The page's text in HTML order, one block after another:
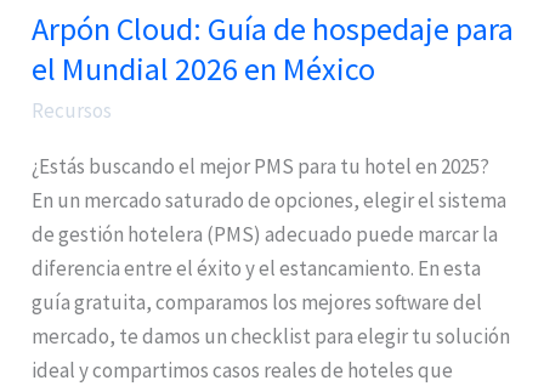
Arpón Cloud: Guía de hospedaje para
el Mundial 2026 en México
Recursos
¿Estás buscando el mejor PMS para tu hotel en 2025?
En un mercado saturado de opciones, elegir el sistema
de gestión hotelera (PMS) adecuado puede marcar la
diferencia entre el éxito y el estancamiento. En esta
guía gratuita, comparamos los mejores software del
mercado, te damos un checklist para elegir tu solución
ideal y compartimos casos reales de hoteles que